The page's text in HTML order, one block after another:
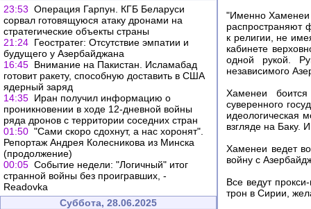
23:53 Операция Гарпун. КГБ Беларуси
сорвал готовящуюся атаку дронами на
стратегические объекты страны
21:24 Геостратег: Отсутствие эмпатии и
будущего у Азербайджана
16:45 Внимание на Пакистан. Исламабад
готовит ракету, способную доставить в США
ядерный заряд
14:35 Иран получил информацию о
проникновении в ходе 12-дневной войны
ряда дронов с территории соседних стран
01:50 "Сами скоро сдохнут, а нас хоронят".
Репортаж Андрея Колесникова из Минска
(продолжение)
00:05 Событие недели: "Логичный" итог
странной войны без проигравших, -
Readovka
Суббота, 28.06.2025
"Именно Хаменеи
распространяют
к религии, не
кабинете
одной рукой.
независимого
Хаменеи боится
суверенного
идеологическая
взгляде на Баку.
Хаменеи ведет
войну с
Все ведут
трон в Сирии,